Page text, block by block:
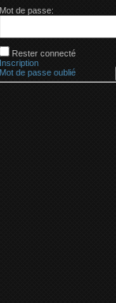
Mot de passe:
Rester connecté
Inscription
Mot de passe oublié